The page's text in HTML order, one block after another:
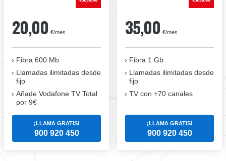
20,00 €/mes
Fibra 600 Mb
Llamadas ilimitadas desde
fijo
Añade Vodafone TV Total
por 9€
¡LLAMA GRATIS!
900 920 450
35,00 €/mes
Fibra 1 Gb
Llamadas ilimitadas desde
fijo
TV con +70 canales
¡LLAMA GRATIS!
900 920 450